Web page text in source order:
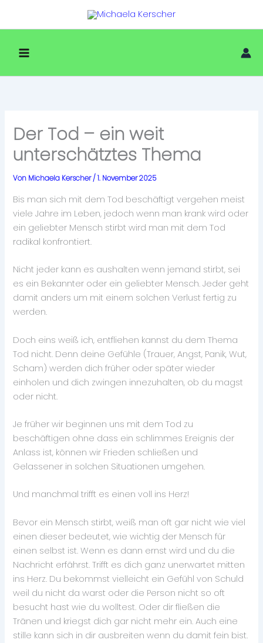
Der Tod – ein weit
unterschätztes Thema
Von Michaela Kerscher/1. November 2025
Bis man sich mit dem Tod beschäftigt vergehen meist
viele Jahre im Leben, jedoch wenn man krank wird oder
ein geliebter Mensch stirbt wird man mit dem Tod
radikal konfrontiert.
Nicht jeder kann es aushalten wenn jemand stirbt, sei
es ein Bekannter oder ein geliebter Mensch. Jeder geht
damit anders um mit einem solchen Verlust fertig zu
werden.
Doch eins weiß ich, entfliehen kannst du dem Thema
Tod nicht. Denn deine Gefühle (Trauer, Angst, Panik, Wut,
Scham) werden dich früher oder später wieder
einholen und dich zwingen innezuhalten, ob du magst
oder nicht.
Je früher wir beginnen uns mit dem Tod zu
beschäftigen ohne dass ein schlimmes Ereignis der
Anlass ist, können wir Frieden schließen und
Gelassener in solchen Situationen umgehen.
Und manchmal trifft es einen voll ins Herz!
Bevor ein Mensch stirbt, weiß man oft gar nicht wie viel
einen dieser bedeutet, wie wichtig der Mensch für
einen selbst ist. Wenn es dann ernst wird und du die
Nachricht erfährst. Trifft es dich ganz unerwartet mitten
ins Herz. Du bekommst vielleicht ein Gefühl von Schuld
weil du nicht da warst oder die Person nicht so oft
besucht hast wie du wolltest. Oder dir fließen die
Tränen und kriegst dich gar nicht mehr ein. Auch eine
stille kann sich in dir ausbreiten wenn du damit fein bist.